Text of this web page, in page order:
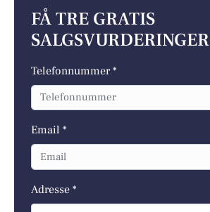
FÅ TRE GRATIS
SALGSVURDERINGER
Telefonnummer *
Email *
Adresse *